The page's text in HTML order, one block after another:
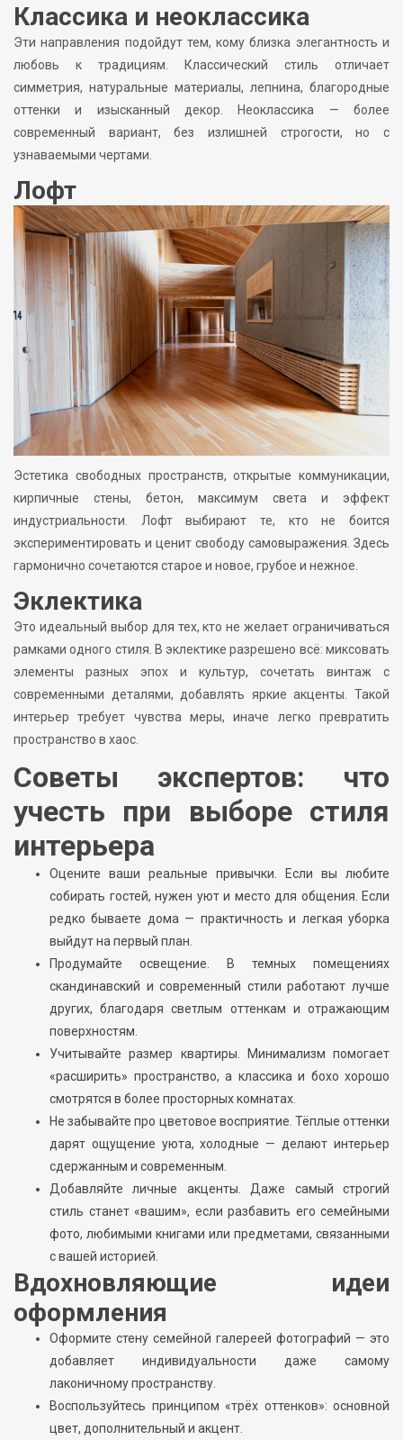
Классика и неоклассика
Эти направления подойдут тем, кому близка элегантность и
любовь к традициям. Классический стиль отличает
симметрия, натуральные материалы, лепнина, благородные
оттенки и изысканный декор. Неоклассика — более
современный вариант, без излишней строгости, но с
узнаваемыми чертами.
Лофт
Эстетика свободных пространств, открытые коммуникации,
кирпичные стены, бетон, максимум света и эффект
индустриальности. Лофт выбирают те, кто не боится
экспериментировать и ценит свободу самовыражения. Здесь
гармонично сочетаются старое и новое, грубое и нежное.
Эклектика
Это идеальный выбор для тех, кто не желает ограничиваться
рамками одного стиля. В эклектике разрешено всё: миксовать
элементы разных эпох и культур, сочетать винтаж с
современными деталями, добавлять яркие акценты. Такой
интерьер требует чувства меры, иначе легко превратить
пространство в хаос.
Советы экспертов: что
учесть при выборе стиля
интерьера
Оцените ваши реальные привычки. Если вы любите
собирать гостей, нужен уют и место для общения. Если
редко бываете дома — практичность и легкая уборка
выйдут на первый план.
Продумайте освещение. В темных помещениях
скандинавский и современный стили работают лучше
других, благодаря светлым оттенкам и отражающим
поверхностям.
Учитывайте размер квартиры. Минимализм помогает
«расширить» пространство, а классика и бохо хорошо
смотрятся в более просторных комнатах.
Не забывайте про цветовое восприятие. Тёплые оттенки
дарят ощущение уюта, холодные — делают интерьер
сдержанным и современным.
Добавляйте личные акценты. Даже самый строгий
стиль станет «вашим», если разбавить его семейными
фото, любимыми книгами или предметами, связанными
с вашей историей.
Вдохновляющие идеи
оформления
Оформите стену семейной галереей фотографий — это
добавляет индивидуальности даже самому
лаконичному пространству.
Воспользуйтесь принципом «трёх оттенков»: основной
цвет, дополнительный и акцент.